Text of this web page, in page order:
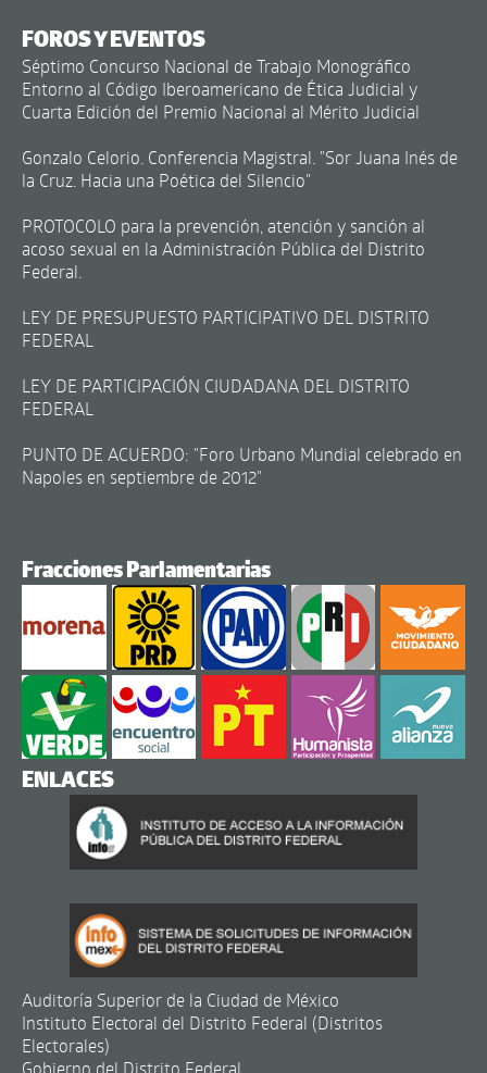
FOROS Y EVENTOS
Séptimo Concurso Nacional de Trabajo Monográfico
Entorno al Código Iberoamericano de Ética Judicial y
Cuarta Edición del Premio Nacional al Mérito Judicial
Gonzalo Celorio. Conferencia Magistral. "Sor Juana Inés de
la Cruz. Hacia una Poética del Silencio"
PROTOCOLO para la prevención, atención y sanción al
acoso sexual en la Administración Pública del Distrito
Federal.
LEY DE PRESUPUESTO PARTICIPATIVO DEL DISTRITO
FEDERAL
LEY DE PARTICIPACIÓN CIUDADANA DEL DISTRITO
FEDERAL
PUNTO DE ACUERDO: "Foro Urbano Mundial celebrado en
Napoles en septiembre de 2012"
Fracciones Parlamentarias
ENLACES
Auditoría Superior de la Ciudad de México
Instituto Electoral del Distrito Federal (Distritos
Electorales)